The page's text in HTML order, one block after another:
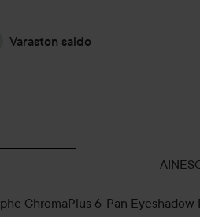
Varaston saldo
ChromaPlus 6-Pan